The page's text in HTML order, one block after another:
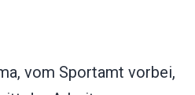
vom Sportamt vorbei,